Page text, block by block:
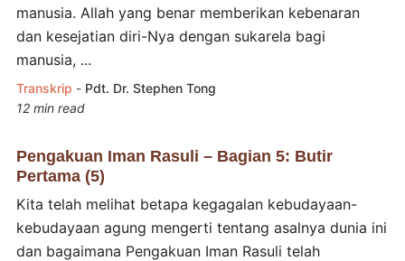
manusia. Allah yang benar memberikan kebenaran
dan kesejatian diri-Nya dengan sukarela bagi
manusia, ...
Transkrip - Pdt. Dr. Stephen Tong
12 min read
Pengakuan Iman Rasuli – Bagian 5: Butir
Pertama (5)
Kita telah melihat betapa kegagalan kebudayaan-
kebudayaan agung mengerti tentang asalnya dunia ini
dan bagaimana Pengakuan Iman Rasuli telah